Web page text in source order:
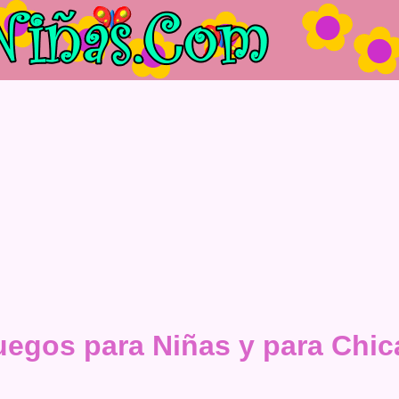
para Niñas y para